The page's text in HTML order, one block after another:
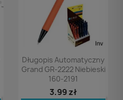
 Podgląd
Długopis Automatyczny
Grand GR-2222 Niebieski
160-2191
3,99 zł